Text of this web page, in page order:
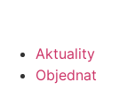
Aktuality
Objednat